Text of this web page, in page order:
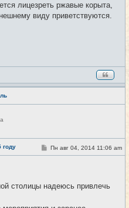
н
и
лицезреть ржавые корыта,
виду приветствуются.
году #8
С
о
н
Пн авг 04, 2014 11:06 am
столицы надеюсь привлечь